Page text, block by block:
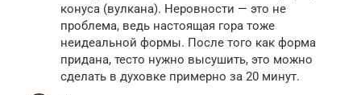
конуса (вулкана). Неровности — это не
проблема, ведь настоящая гора тоже
неидеальной формы. После того как форма
придана, тесто нужно высушить, это можно
сделать в духовке примерно за 20 минут.